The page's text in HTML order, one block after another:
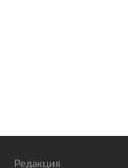
Редакция